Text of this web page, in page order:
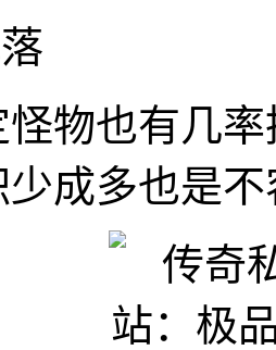
怪物也有几
成多也是